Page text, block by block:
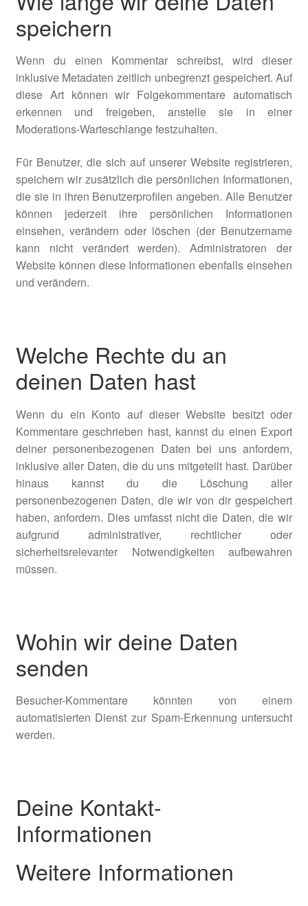
speichern
Wenn du einen Kommentar schreibst, wird dieser
inklusive Metadaten zeitlich unbegrenzt gespeichert. Auf
diese Art können wir Folgekommentare automatisch
erkennen und freigeben, anstelle sie in einer
Moderations-Warteschlange festzuhalten.
Für Benutzer, die sich auf unserer Website registrieren,
speichern wir zusätzlich die persönlichen Informationen,
die sie in ihren Benutzerprofilen angeben. Alle Benutzer
können jederzeit ihre persönlichen Informationen
einsehen, verändern oder löschen (der Benutzername
kann nicht verändert werden). Administratoren der
Website können diese Informationen ebenfalls einsehen
und verändern.
Welche Rechte du an
deinen Daten hast
Wenn du ein Konto auf dieser Website besitzt oder
Kommentare geschrieben hast, kannst du einen Export
deiner personenbezogenen Daten bei uns anfordern,
inklusive aller Daten, die du uns mitgeteilt hast. Darüber
hinaus kannst du die Löschung aller
personenbezogenen Daten, die wir von dir gespeichert
haben, anfordern. Dies umfasst nicht die Daten, die wir
aufgrund administrativer, rechtlicher oder
sicherheitsrelevanter Notwendigkeiten aufbewahren
müssen.
Wohin wir deine Daten
senden
Besucher-Kommentare könnten von einem
automatisierten Dienst zur Spam-Erkennung untersucht
werden.
Deine Kontakt-
Informationen
Weitere Informationen